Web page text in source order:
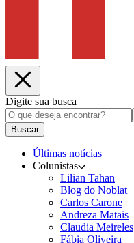
Digite sua busca
Buscar
Últimas notícias
Colunistas
Lilian Tahan
Blog do Noblat
Carlos Carone
Andreza Matais
Claudia Meireles
Fábia Oliveira